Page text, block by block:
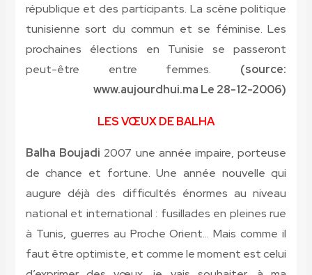
république et des participants. La scène politique
tunisienne sort du commun et se féminise. Les
prochaines élections en Tunisie se passeront
peut-être entre femmes. (source:
www.aujourdhui.ma Le 28-12-2006)
LES VŒUX DE BALHA
Balha Boujadi 2007 une année impaire, porteuse
de chance et fortune. Une année nouvelle qui
augure déjà des difficultés énormes au niveau
national et international : fusillades en pleines rue
à Tunis, guerres au Proche Orient… Mais comme il
faut être optimiste, et comme le moment est celui